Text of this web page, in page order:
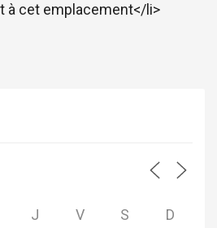
à cet emplacement</li>
J V S D